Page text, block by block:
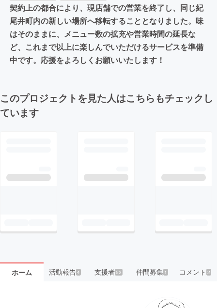
契約上の都合により、現店舗での営業を終了し、同じ紀
尾井町内の新しい場所へ移転することとなりました。味
はそのままに、メニュー数の拡充や営業時間の延長な
ど、これまで以上に楽しんでいただけるサービスを準備
中です。応援をよろしくお願いいたします！
このプロジェクトを見た人はこちらもチェックし
ています
ホーム 活動報告4 支援者52 仲間募集 1 コメント 2